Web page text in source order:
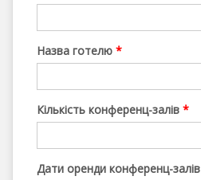
Назва готелю *
Кількість конференц-залів *
Дати оренди конференц-залів